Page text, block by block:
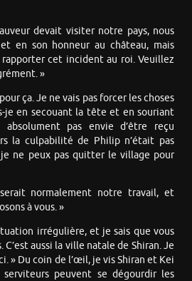
devait visiter notre pays, nous
en son honneur au château, mais
cet incident au roi. Veuillez
»
ça. Je ne vais pas forcer les choses
je en secouant la tête et en souriant
absolument pas envie d’être reçu
la culpabilité de Philip n’était pas
je ne peux pas quitter le village pour
normalement notre travail, et
à vous. »
irrégulière, et je sais que vous
aussi la ville natale de Shiran. Je
» Du coin de l’œil, je vis Shiran et Kei
peuvent se dégourdir les